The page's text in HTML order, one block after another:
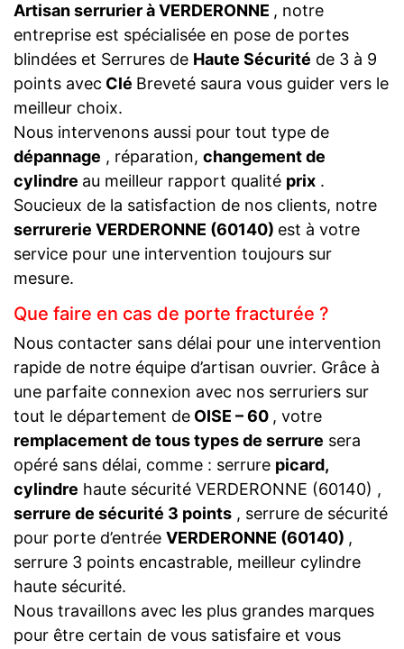
Artisan serrurier à VERDERONNE , notre
entreprise est spécialisée en pose de portes
blindées et Serrures de Haute Sécurité de 3 à 9
points avec Clé Breveté saura vous guider vers le
meilleur choix.
Nous intervenons aussi pour tout type de
dépannage , réparation, changement de
cylindre au meilleur rapport qualité prix .
Soucieux de la satisfaction de nos clients, notre
serrurerie VERDERONNE (60140) est à votre
service pour une intervention toujours sur
mesure.
Que faire en cas de porte fracturée ?
Nous contacter sans délai pour une intervention
rapide de notre équipe d’artisan ouvrier. Grâce à
une parfaite connexion avec nos serruriers sur
tout le département de OISE – 60 , votre
remplacement de tous types de serrure sera
opéré sans délai, comme : serrure picard,
cylindre haute sécurité VERDERONNE (60140) ,
serrure de sécurité 3 points , serrure de sécurité
pour porte d’entrée VERDERONNE (60140) ,
serrure 3 points encastrable, meilleur cylindre
haute sécurité.
Nous travaillons avec les plus grandes marques
pour être certain de vous satisfaire et vous